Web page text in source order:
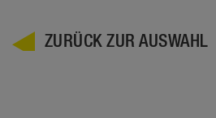
ZURÜCK ZUR AUSWAHL